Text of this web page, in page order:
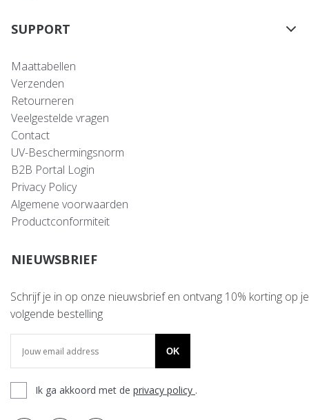
SUPPORT
Maattabellen
Verzenden
Retourneren
Veelgestelde vragen
Contact
UV-Beschermingsnorm
B2B Portal Login
Privacy Policy
Algemene voorwaarden
Productconformiteit
NIEUWSBRIEF
Schrijf je in op onze nieuwsbrief en ontvang 10% korting op je
volgende bestelling
OK
Ik ga akkoord met de privacy policy .